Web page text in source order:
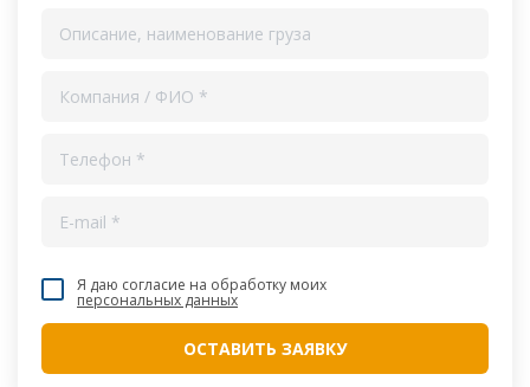
Я даю согласие на обработку моих
персональных данных